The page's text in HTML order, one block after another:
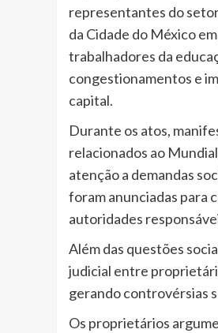
representantes do
da Cidade do México
trabalhadores da
congestionamentos e
capital.
Durante os atos,
relacionados ao
atenção a demandas
foram anunciadas para
autoridades
Além das questões
judicial entre
gerando controvérsias
Os proprietários